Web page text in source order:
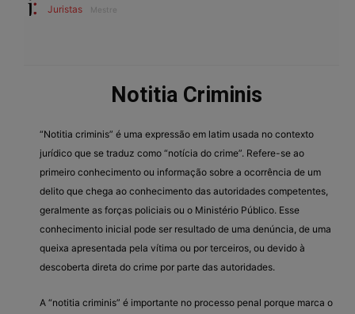
Juristas Mestre
Notitia Criminis
“Notitia criminis” é uma expressão em latim usada no contexto
jurídico que se traduz como “notícia do crime”. Refere-se ao
primeiro conhecimento ou informação sobre a ocorrência de um
delito que chega ao conhecimento das autoridades competentes,
geralmente as forças policiais ou o Ministério Público. Esse
conhecimento inicial pode ser resultado de uma denúncia, de uma
queixa apresentada pela vítima ou por terceiros, ou devido à
descoberta direta do crime por parte das autoridades.
A “notitia criminis” é importante no processo penal porque marca o